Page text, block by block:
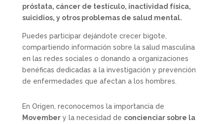
próstata, cáncer de testículo, inactividad física,
suicidios, y otros problemas de salud mental.
Puedes participar dejándote crecer bigote,
compartiendo información sobre la salud masculina
en las redes sociales o donando a organizaciones
benéficas dedicadas a la investigación y prevención
de enfermedades que afectan a los hombres.
En Origen, reconocemos la importancia de
Movembery la necesidad de concienciar sobre la